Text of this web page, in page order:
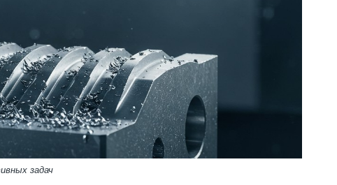
задач